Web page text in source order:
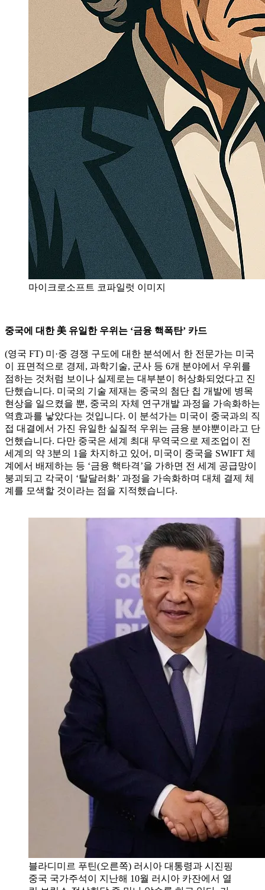
마이크로소프트 코파일럿 이미지
중국에 대한 美 유일한 우위는 ‘금융 핵폭탄’ 카드
(영국 FT) 미·중 경쟁 구도에 대한 분석에서 한 전문가는 미국
이 표면적으로 경제, 과학기술, 군사 등 6개 분야에서 우위를
점하는 것처럼 보이나 실제로는 대부분이 허상화되었다고 진
단했습니다. 미국의 기술 제재는 중국의 첨단 칩 개발에 병목
현상을 일으켰을 뿐, 중국의 자체 연구개발 과정을 가속화하는
역효과를 낳았다는 것입니다. 이 분석가는 미국이 중국과의 직
접 대결에서 가진 유일한 실질적 우위는 금융 분야뿐이라고 단
언했습니다. 다만 중국은 세계 최대 무역국으로 제조업이 전
세계의 약 3분의 1을 차지하고 있어, 미국이 중국을 SWIFT 체
계에서 배제하는 등 ‘금융 핵타격’을 가하면 전 세계 공급망이
붕괴되고 각국이 ‘탈달러화’ 과정을 가속화하며 대체 결제 체
계를 모색할 것이라는 점을 지적했습니다.
블라디미르 푸틴(오른쪽) 러시아 대통령과 시진핑
중국 국가주석이 지난해 10월 러시아 카잔에서 열